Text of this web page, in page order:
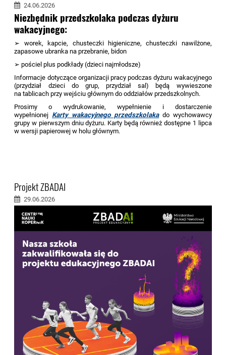
24.06.2026
Niezbędnik przedszkolaka podczas dyżuru
wakacyjnego:
➢ worek, kapcie, chusteczki higieniczne, chusteczki nawilżone,
zapasowe ubranka na przebranie, bidon
➢ pościel plus podkłady (dzieci najmłodsze)
Informacje dotyczące organizacji pracy podczas dyżuru wakacyjnego
(przydział dzieci do grup, przydział sal) będą wywieszone
na tablicach przy wejściu głównym do oddziałów przedszkolnych.
Prosimy o wydrukowanie, wypełnienie i dostarczenie
wypełnionej Karty wakacyjnego przedszkolaka do wychowawcy
grupy w pierwszym dniu dyżuru. Karty będą również dostępne 1 lipca
w wersji papierowej w holu głównym.
Projekt ZBADAI
29.06.2026